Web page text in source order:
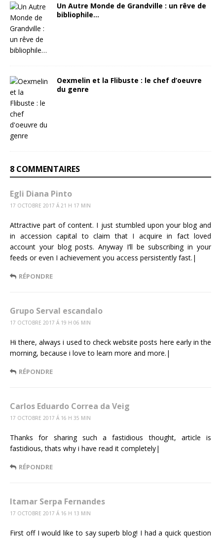
Un Autre Monde de Grandville : un rêve de
bibliophile…
Oexmelin et la Flibuste : le chef d’oeuvre
du genre
8 COMMENTAIRES
Egli Diana Pinto
17 OCTOBRE 2017 Á 21 H 17 MIN
Attractive part of content. I just stumbled upon your blog and
in accession capital to claim that I acquire in fact loved
account your blog posts. Anyway I’ll be subscribing in your
feeds or even I achievement you access persistently fast.|
RÉPONDRE
Grupo Serval escandalo
17 OCTOBRE 2017 Á 19 H 06 MIN
Hi there, always i used to check website posts here early in the
morning, because i love to learn more and more.|
RÉPONDRE
Carlos Eduardo Correa da Veig
17 OCTOBRE 2017 Á 16 H 35 MIN
Thanks for sharing such a fastidious thought, article is
fastidious, thats why i have read it completely|
RÉPONDRE
Itamar Serpa Fernandes
17 OCTOBRE 2017 Á 16 H 13 MIN
First off I would like to say superb blog! I had a quick question